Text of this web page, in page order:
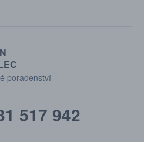
poradenství
517 942